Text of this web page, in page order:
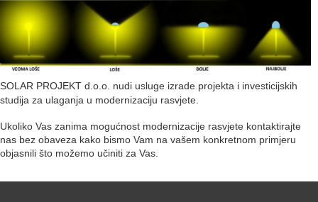
SOLAR PROJEKT d.o.o. nudi usluge izrade projekta i investicijskih
studija za ulaganja u modernizaciju rasvjete.
Ukoliko Vas zanima mogućnost modernizacije rasvjete kontaktirajte
nas bez obaveza kako bismo Vam na vašem konkretnom primjeru
objasnili što možemo učiniti za Vas.